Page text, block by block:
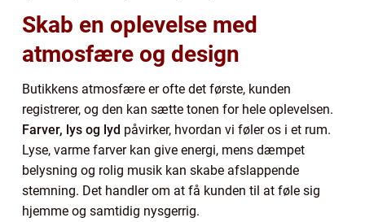
Skab en oplevelse med
atmosfære og design
Butikkens atmosfære er ofte det første, kunden
registrerer, og den kan sætte tonen for hele oplevelsen.
Farver, lys og lyd påvirker, hvordan vi føler os i et rum.
Lyse, varme farver kan give energi, mens dæmpet
belysning og rolig musik kan skabe afslappende
stemning. Det handler om at få kunden til at føle sig
hjemme og samtidig nysgerrig.